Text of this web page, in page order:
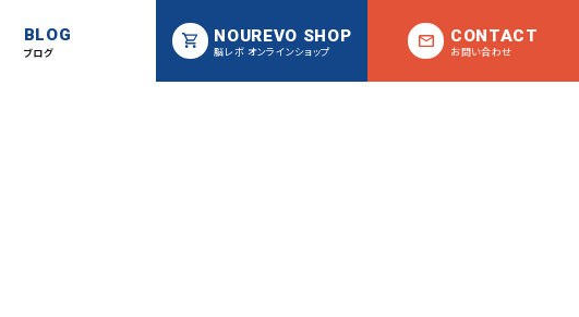
BLOG
ブログ
NOUREVO SHOP
脳レボ オンラインショップ
CONTACT
お問い合わせ